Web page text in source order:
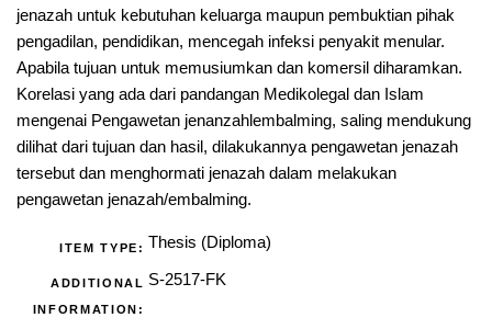
jenazah untuk kebutuhan keluarga maupun pembuktian pihak
pengadilan, pendidikan, mencegah infeksi penyakit menular.
Apabila tujuan untuk memusiumkan dan komersil diharamkan.
Korelasi yang ada dari pandangan Medikolegal dan Islam
mengenai Pengawetan jenanzahlembalming, saling mendukung
dilihat dari tujuan dan hasil, dilakukannya pengawetan jenazah
tersebut dan menghormati jenazah dalam melakukan
pengawetan jenazah/embalming.
ITEM TYPE: Thesis (Diploma)
ADDITIONAL
INFORMATION:
S-2517-FK